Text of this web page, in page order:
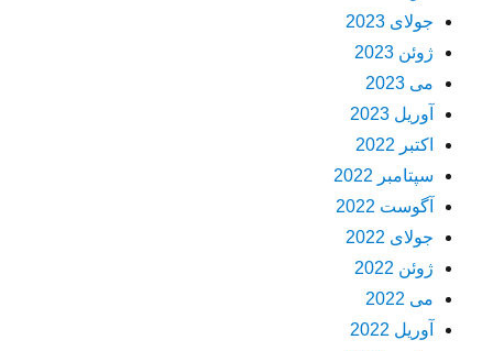
جولای 2023
ژوئن 2023
می 2023
آوریل 2023
اکتبر 2022
سپتامبر 2022
آگوست 2022
جولای 2022
ژوئن 2022
می 2022
آوریل 2022